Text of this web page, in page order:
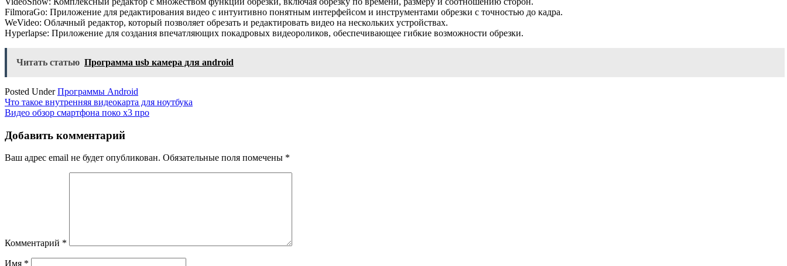
FilmoraGo: Приложение для редактирования видео с интуитивно понятным интерфейсом и инструментами обрезки с точностью до кадра.
WeVideo: Облачный редактор, который позволяет обрезать и редактировать видео на нескольких устройствах.
Hyperlapse: Приложение для создания впечатляющих покадровых видеороликов, обеспечивающее гибкие возможности обрезки.
Читать статью Программа usb камера для android
Posted UnderПрограммы Android
Навигация
по
записям
Что такое внутренняя видеокарта для ноутбука
Видео обзор смартфона поко х3 про
Добавить комментарий
Ваш адрес email не будет опубликован. Обязательные поля помечены *
Комментарий *
Имя *